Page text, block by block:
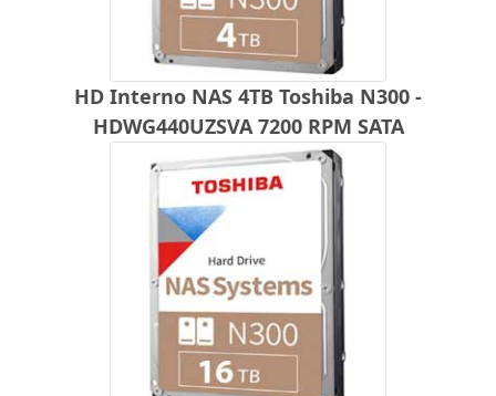
HD Interno NAS 4TB Toshiba N300 -
HDWG440UZSVA 7200 RPM SATA